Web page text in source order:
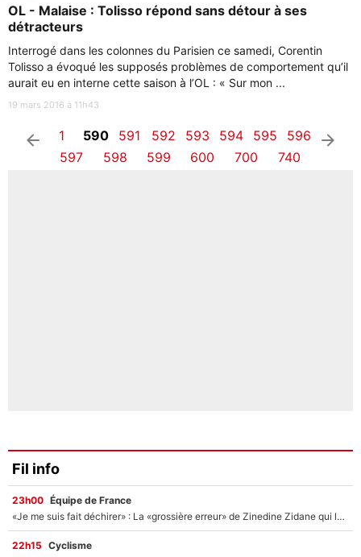
OL - Malaise : Tolisso répond sans détour à ses
détracteurs
Interrogé dans les colonnes du Parisien ce samedi, Corentin
Tolisso a évoqué les supposés problèmes de comportement qu’il
aurait eu en interne cette saison à l’OL : « Sur mon ...
19 mars 2016 à 11h43
arrow_left 1 590 591 592 593 594 595
596
597
598 599 600 700 740
arrow_right
Fil info
23h00 Équipe de France
«Je me suis fait déchirer» : La «grossière erreur» de Zinedine Zidane qui lui a valu une leçon loin de l’équipe de France !
22h15 Cyclisme